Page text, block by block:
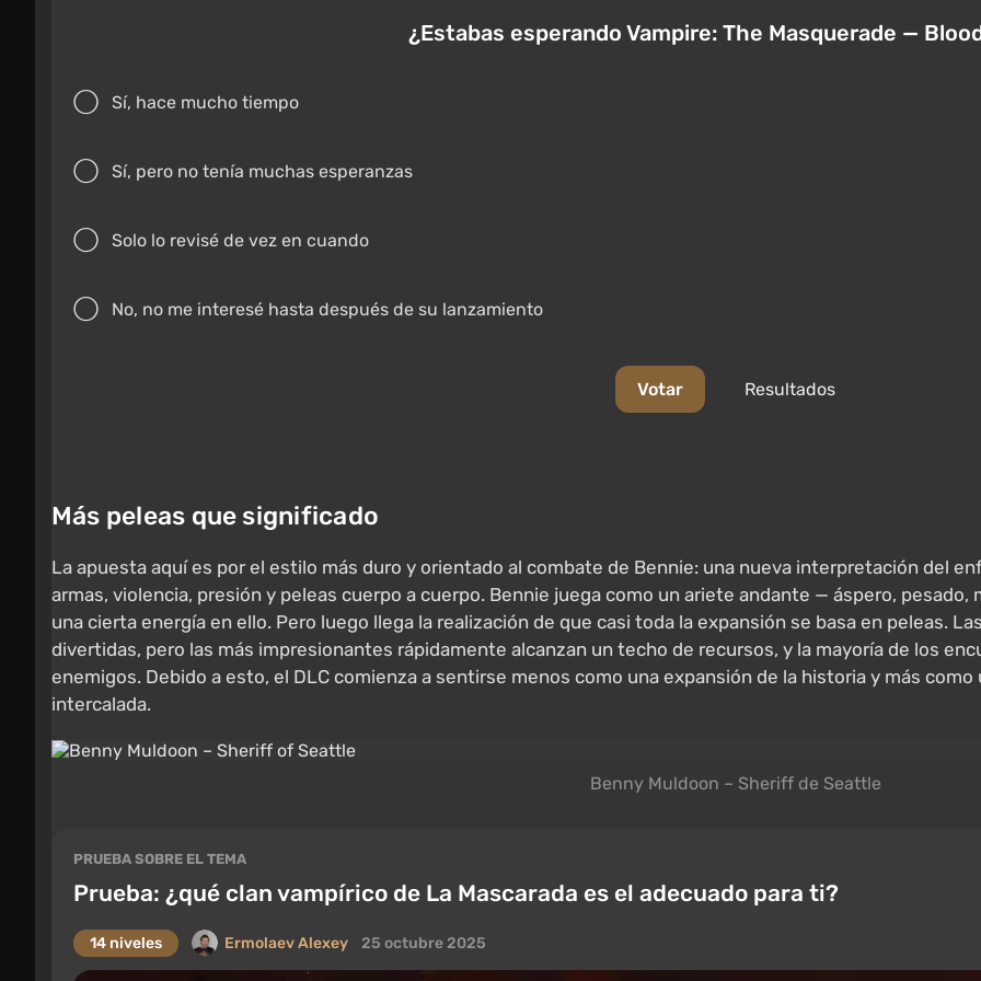
¿Estabas esperando Vampire: The Masquerade —
Sí, hace mucho tiempo
Sí, pero no tenía muchas esperanzas
Solo lo revisé de vez en cuando
No, no me interesé hasta después de su lanzamiento
Votar Resultados
Más peleas que significado
La apuesta aquí es por el estilo más duro y orientado al combate de Bennie: una nueva interpretación del
armas, violencia, presión y peleas cuerpo a cuerpo. Bennie juega como un ariete andante — áspero, pesado,
una cierta energía en ello. Pero luego llega la realización de que casi toda la expansión se basa en peleas.
divertidas, pero las más impresionantes rápidamente alcanzan un techo de recursos, y la mayoría de los
enemigos. Debido a esto, el DLC comienza a sentirse menos como una expansión de la historia y más
intercalada.
Benny Muldoon – Sheriff de Seattle
PRUEBA SOBRE EL TEMA
Prueba: ¿qué clan vampírico de La Mascarada es el adecuado para ti?
14 niveles Ermolaev Alexey 25 octubre 2025